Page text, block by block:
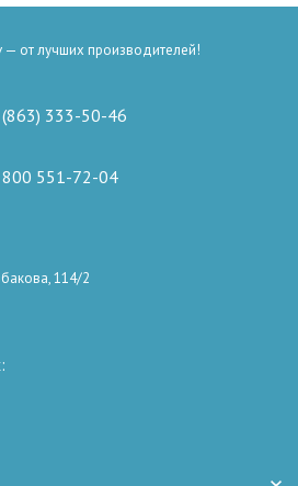
от лучших производителей!
(863) 333-50-46
551-72-04
114/2